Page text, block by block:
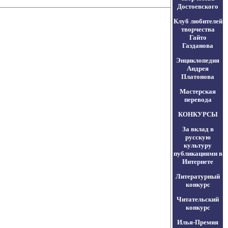
Достоевского
Клуб любителей
творчества
Гайто
Газданова
Энциклопедия
Андрея
Платонова
Мастерская
перевода
КОНКУРСЫ
За вклад в
русскую
культуру
публикациями в
Интернете
Литературный
конкурс
Читательский
конкурс
Илья-Премия